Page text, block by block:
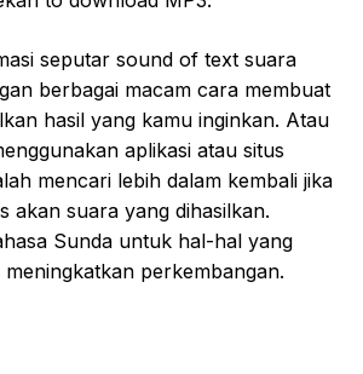
seputar sound of text suara
berbagai macam cara membuat
hasil yang kamu inginkan. Atau
aplikasi atau situs
mencari lebih dalam kembali jika
akan suara yang dihasilkan.
Sunda untuk hal-hal yang
perkembangan.